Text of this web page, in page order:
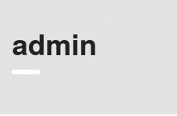
admin